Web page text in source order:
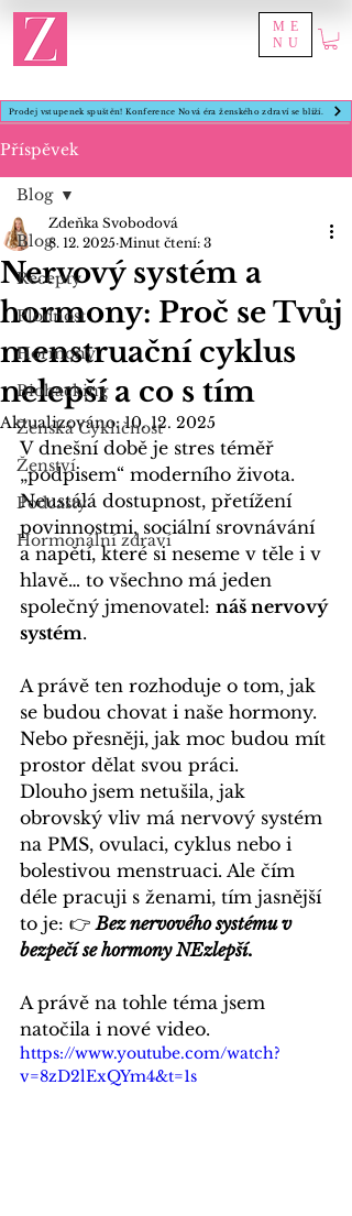
ME
NU
Prodej vstupenek spuštěn! Konference Nová éra ženského zdraví se blíží.
Příspěvek
Blog
Recepty
Plodnost
Hormony
Biohacking
Ženská Cykličnost
Ženství
Podcasty
Hormonální zdraví
Blog
Nervový systém a
hormony: Proč se Tvůj
menstruační cyklus
nelepší a co s tím
Zdeňka Svobodová
8. 12. 2025 Minut čtení: 3
Aktualizováno:10. 12. 2025
V dnešní době je stres téměř
„podpisem“ moderního života.
Neustálá dostupnost, přetížení
povinnostmi, sociální srovnávání
a napětí, které si neseme v těle i v
hlavě… to všechno má jeden
společný jmenovatel: náš nervový
systém.
A právě ten rozhoduje o tom, jak
se budou chovat i naše hormony.
Nebo přesněji, jak moc budou mít
prostor dělat svou práci.
Dlouho jsem netušila, jak
obrovský vliv má nervový systém
na PMS, ovulaci, cyklus nebo i
bolestivou menstruaci. Ale čím
déle pracuji s ženami, tím jasnější
to je: 👉 Bez nervového systému v
bezpečí se hormony NEzlepší.
A právě na tohle téma jsem
natočila i nové video.
https://www.youtube.com/watch?
v=8zD2lExQYm4&t=1s